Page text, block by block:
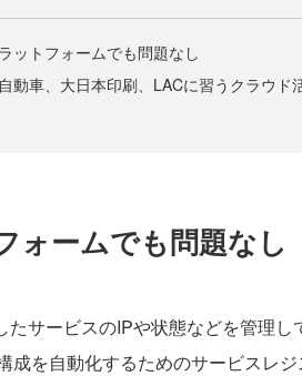
ットフォームでも問題なし
動車、大日本印刷、LACに習うクラウド
ォームでも問題なし
サービスのIPや状態などを管理し
成を自動化するためのサービスレジ